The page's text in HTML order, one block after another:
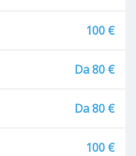
100 €
Da 80 €
Da 80 €
100 €